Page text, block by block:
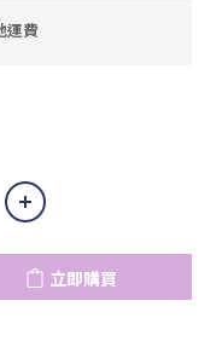
運費
立即購買